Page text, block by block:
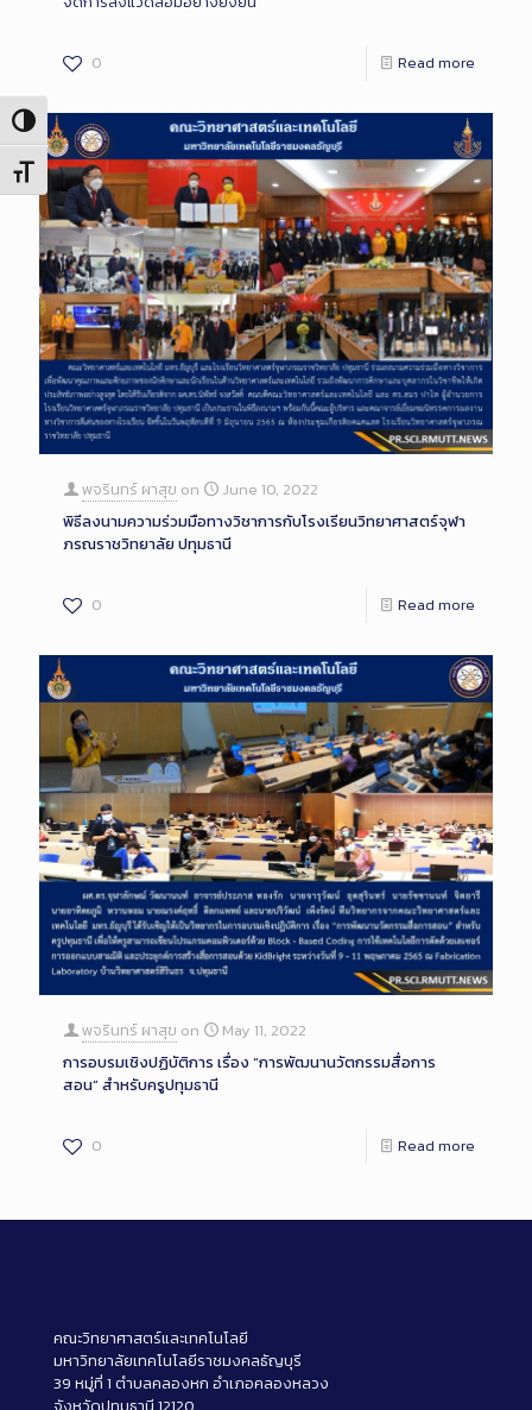
Toggle High Contrast
Toggle Font size
0 Read more
พจรินทร์ ผาสุข on
June 10, 2022
พิธีลงนามความร่วมมือทางวิชาการกับโรงเรียนวิทยาศาสตร์จุฬา
ภรณราชวิทยาลัย ปทุมธานี
0 Read more
พจรินทร์ ผาสุข on
May 11, 2022
การอบรมเชิงปฏิบัติการ เรื่อง “การพัฒนานวัตกรรมสื่อการ
สอน” สำหรับครูปทุมธานี
0 Read more
คณะวิทยาศาสตร์และเทคโนโลยี
มหาวิทยาลัยเทคโนโลยีราชมงคลธัญบุรี
39 หมู่ที่ 1 ตำบลคลองหก อำเภอคลองหลวง